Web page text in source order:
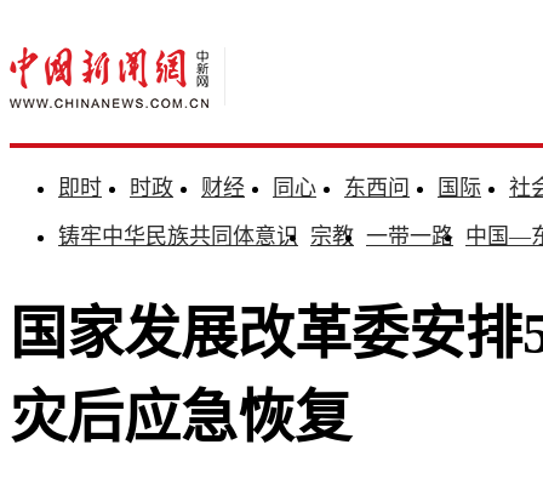
即时 时政 财经 同心 东西问 国际
社
铸牢中华民族共同体意识 宗教 一带一路 中国—
国家发展改革委安
灾后应急恢复